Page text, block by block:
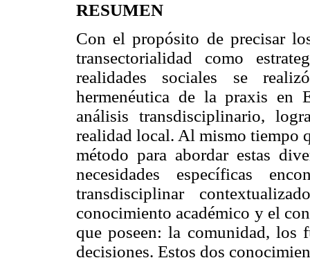
RESUMEN
Con el propósito de precisar
transectorialidad como
realidades sociales se
hermenéutica de la praxis en
análisis transdisciplinario,
realidad local. Al mismo tiempo
método para abordar estas
necesidades específicas
transdisciplinar
conocimiento académico y el
que poseen: la comunidad, los
decisiones. Estos dos